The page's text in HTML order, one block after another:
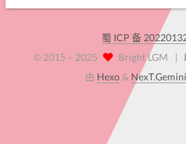
蜀 ICP 备
© 2015 – 2025 Bright LGM |
由 Hexo& NexT.Gemini